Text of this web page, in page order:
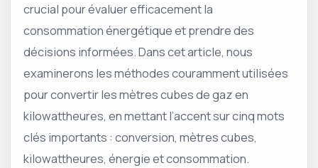
crucial pour évaluer efficacement la
consommation énergétique et prendre des
décisions informées. Dans cet article, nous
examinerons les méthodes couramment utilisées
pour convertir les mètres cubes de gaz en
kilowattheures, en mettant l’accent sur cinq mots
clés importants : conversion, mètres cubes,
kilowattheures, énergie et consommation.